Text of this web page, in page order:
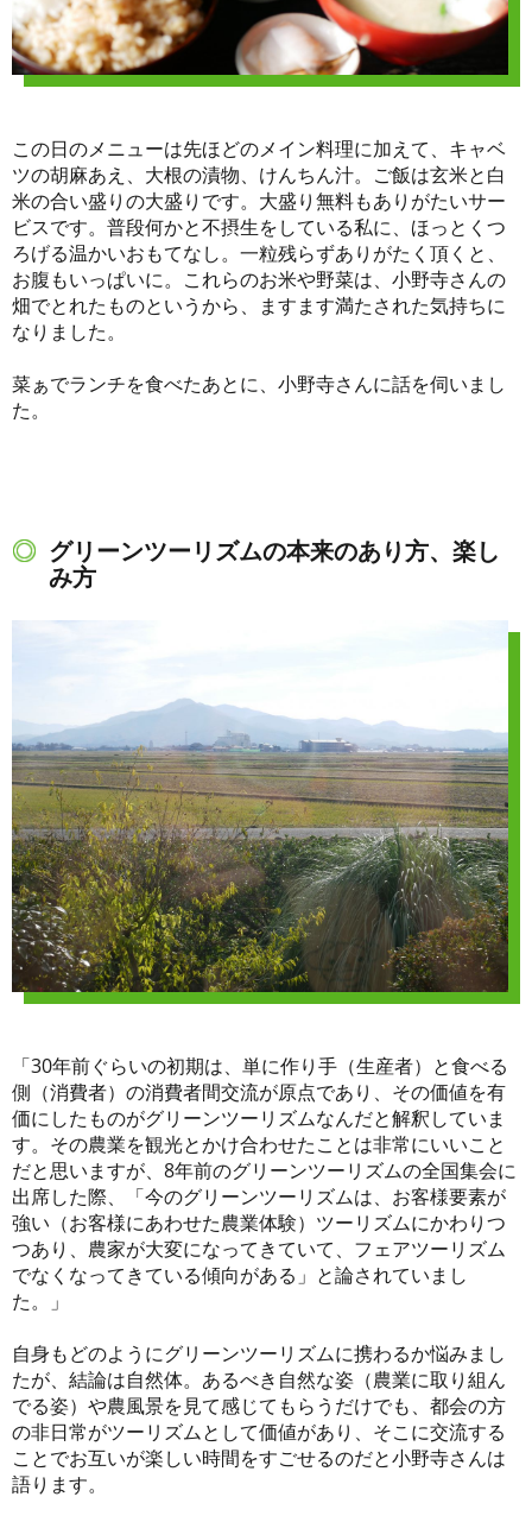
この日のメニューは先ほどのメイン料理に加えて、キャベ
ツの胡麻あえ、大根の漬物、けんちん汁。ご飯は玄米と白
米の合い盛りの大盛りです。大盛り無料もありがたいサー
ビスです。普段何かと不摂生をしている私に、ほっとくつ
ろげる温かいおもてなし。一粒残らずありがたく頂くと、
お腹もいっぱいに。これらのお米や野菜は、小野寺さんの
畑でとれたものというから、ますます満たされた気持ちに
なりました。
菜ぁでランチを食べたあとに、小野寺さんに話を伺いまし
た。
グリーンツーリズムの本来のあり方、楽し
み方
「30年前ぐらいの初期は、単に作り手（生産者）と食べる
側（消費者）の消費者間交流が原点であり、その価値を有
価にしたものがグリーンツーリズムなんだと解釈していま
す。その農業を観光とかけ合わせたことは非常にいいこと
だと思いますが、8年前のグリーンツーリズムの全国集会に
出席した際、「今のグリーンツーリズムは、お客様要素が
強い（お客様にあわせた農業体験）ツーリズムにかわりつ
つあり、農家が大変になってきていて、フェアツーリズム
でなくなってきている傾向がある」と論されていまし
た。」
自身もどのようにグリーンツーリズムに携わるか悩みまし
たが、結論は自然体。あるべき自然な姿（農業に取り組ん
でる姿）や農風景を見て感じてもらうだけでも、都会の方
の非日常がツーリズムとして価値があり、そこに交流する
ことでお互いが楽しい時間をすごせるのだと小野寺さんは
語ります。